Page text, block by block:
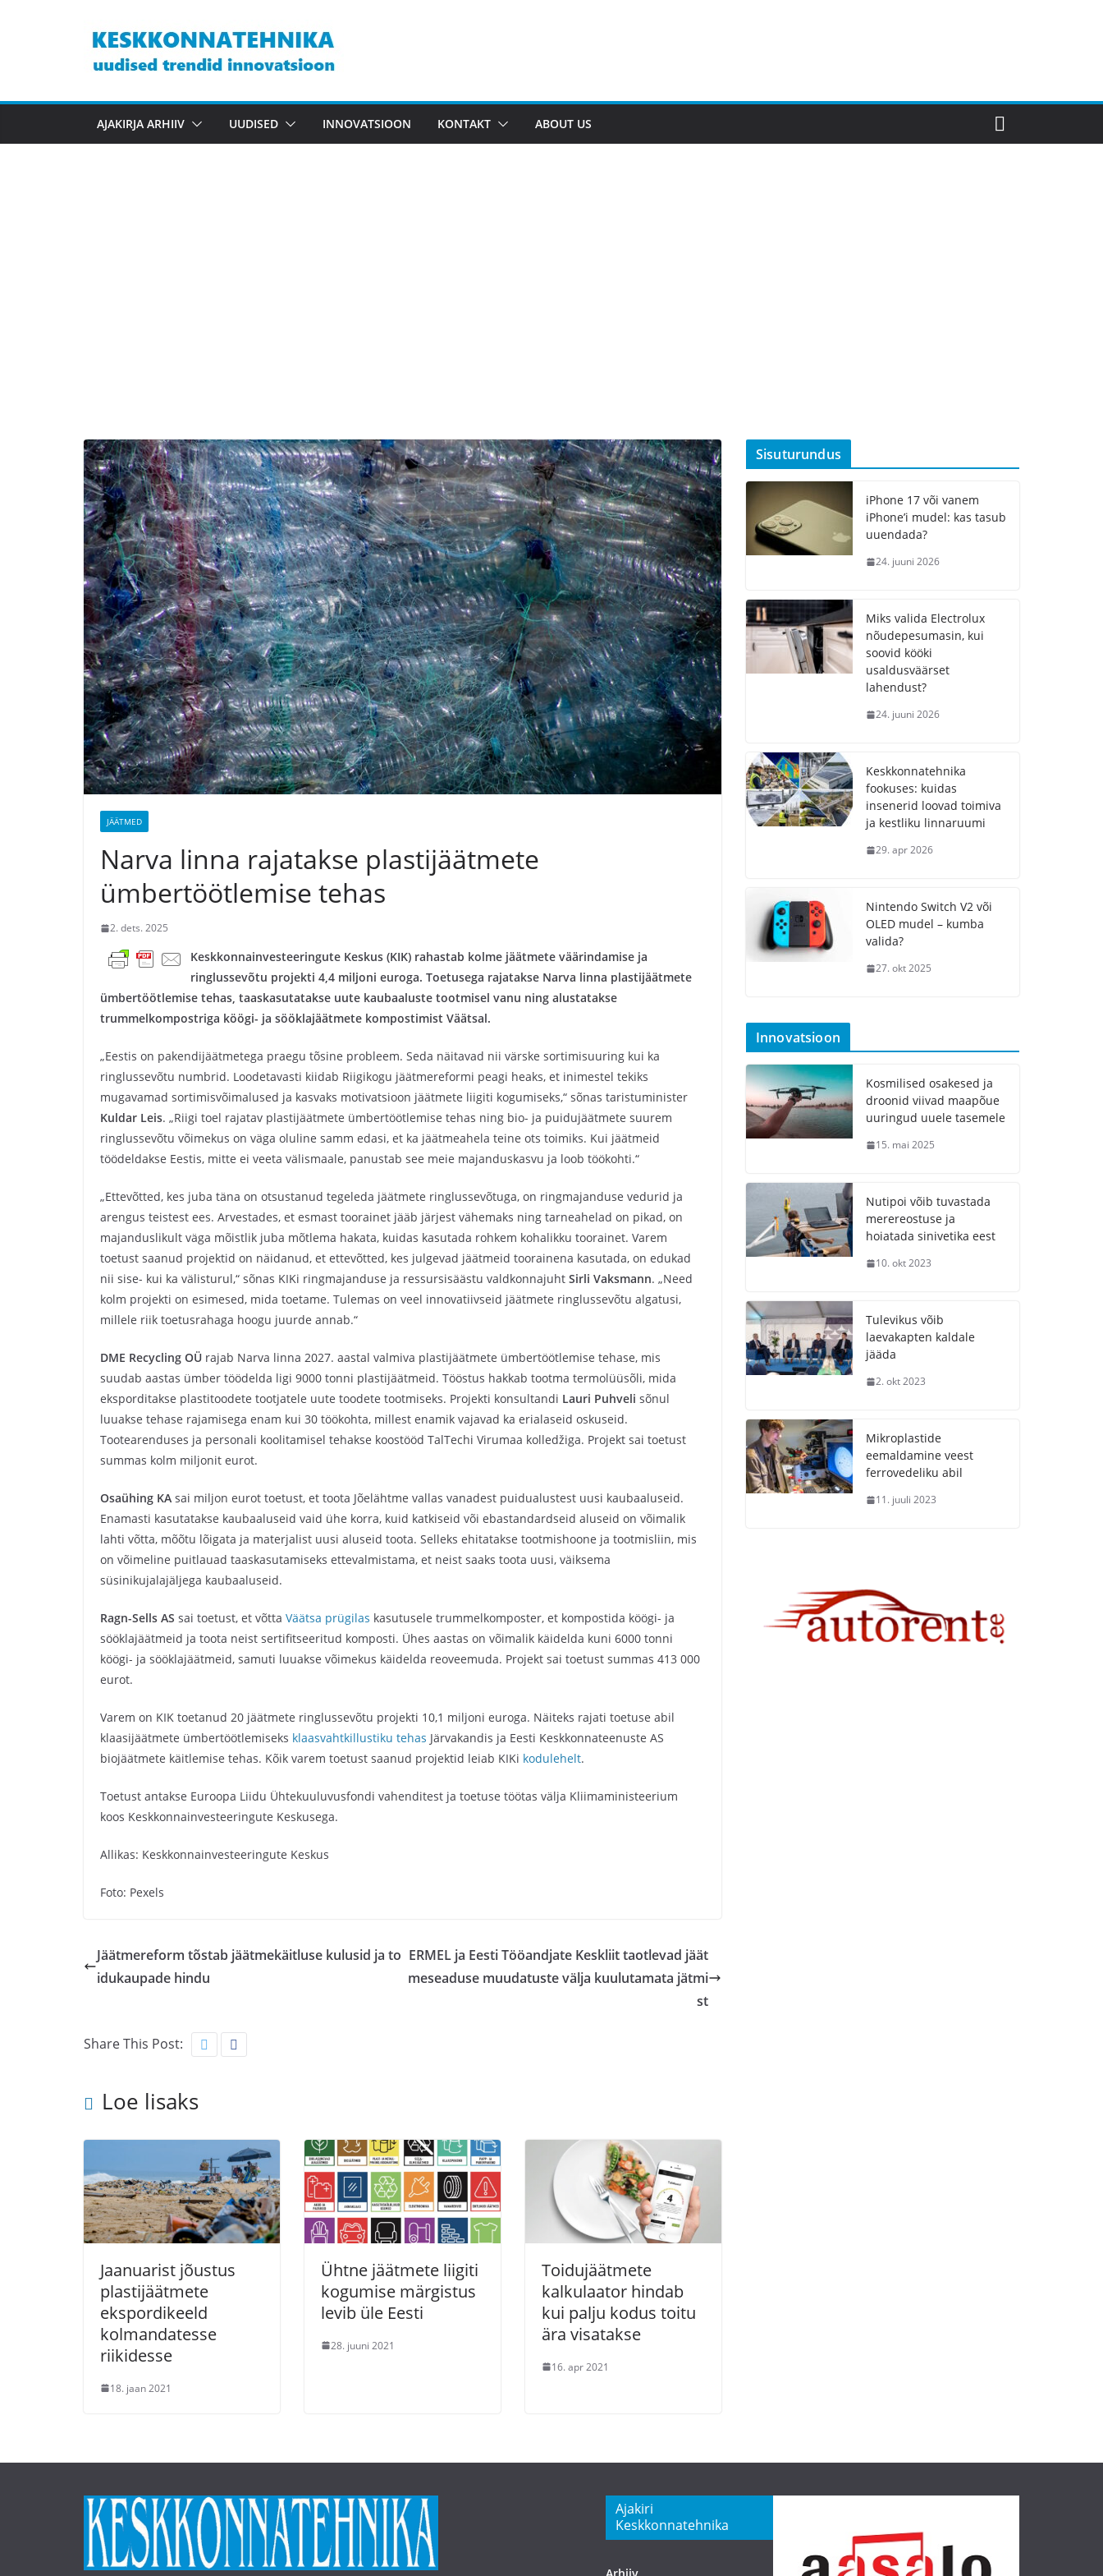
AJAKIRJA ARHIIV UUDISED INNOVATSIOON KONTAKT ABOUT US
JÄÄTMED
Narva linna rajatakse plastijäätmete
ümbertöötlemise tehas
2. dets. 2025
Keskkonnainvesteeringute Keskus (KIK) rahastab kolme jäätmete väärindamise ja
ringlussevõtu projekti 4,4 miljoni euroga. Toetusega rajatakse Narva linna plastijäätmete
ümbertöötlemise tehas, taaskasutatakse uute kaubaaluste tootmisel vanu ning alustatakse
trummelkompostriga köögi- ja sööklajäätmete kompostimist Väätsal.
„Eestis on pakendijäätmetega praegu tõsine probleem. Seda näitavad nii värske sortimisuuring kui ka
ringlussevõtu numbrid. Loodetavasti kiidab Riigikogu jäätmereformi peagi heaks, et inimestel tekiks
mugavamad sortimisvõimalused ja kasvaks motivatsioon jäätmete liigiti kogumiseks,“ sõnas taristuminister
Kuldar Leis. „Riigi toel rajatav plastijäätmete ümbertöötlemise tehas ning bio- ja puidujäätmete suurem
ringlussevõtu võimekus on väga oluline samm edasi, et ka jäätmeahela teine ots toimiks. Kui jäätmeid
töödeldakse Eestis, mitte ei veeta välismaale, panustab see meie majanduskasvu ja loob töökohti.“
„Ettevõtted, kes juba täna on otsustanud tegeleda jäätmete ringlussevõtuga, on ringmajanduse vedurid ja
arengus teistest ees. Arvestades, et esmast toorainet jääb järjest vähemaks ning tarneahelad on pikad, on
majanduslikult väga mõistlik juba mõtlema hakata, kuidas kasutada rohkem kohalikku toorainet. Varem
toetust saanud projektid on näidanud, et ettevõtted, kes julgevad jäätmeid toorainena kasutada, on edukad
nii sise- kui ka välisturul,“ sõnas KIKi ringmajanduse ja ressursisäästu valdkonnajuht Sirli Vaksmann. „Need
kolm projekti on esimesed, mida toetame. Tulemas on veel innovatiivseid jäätmete ringlussevõtu algatusi,
millele riik toetusrahaga hoogu juurde annab.“
DME Recycling OÜ rajab Narva linna 2027. aastal valmiva plastijäätmete ümbertöötlemise tehase, mis
suudab aastas ümber töödelda ligi 9000 tonni plastijäätmeid. Tööstus hakkab tootma termolüüsõli, mida
eksporditakse plastitoodete tootjatele uute toodete tootmiseks. Projekti konsultandi Lauri Puhveli sõnul
luuakse tehase rajamisega enam kui 30 töökohta, millest enamik vajavad ka erialaseid oskuseid.
Tootearenduses ja personali koolitamisel tehakse koostööd TalTechi Virumaa kolledžiga. Projekt sai toetust
summas kolm miljonit eurot.
Osaühing KA sai miljon eurot toetust, et toota Jõelähtme vallas vanadest puidualustest uusi kaubaaluseid.
Enamasti kasutatakse kaubaaluseid vaid ühe korra, kuid katkiseid või ebastandardseid aluseid on võimalik
lahti võtta, mõõtu lõigata ja materjalist uusi aluseid toota. Selleks ehitatakse tootmishoone ja tootmisliin, mis
on võimeline puitlauad taaskasutamiseks ettevalmistama, et neist saaks toota uusi, väiksema
süsinikujalajäljega kaubaaluseid.
Ragn-Sells AS sai toetust, et võtta Väätsa prügilas kasutusele trummelkomposter, et kompostida köögi- ja
sööklajäätmeid ja toota neist sertifitseeritud komposti. Ühes aastas on võimalik käidelda kuni 6000 tonni
köögi- ja sööklajäätmeid, samuti luuakse võimekus käidelda reoveemuda. Projekt sai toetust summas 413 000
eurot.
Varem on KIK toetanud 20 jäätmete ringlussevõtu projekti 10,1 miljoni euroga. Näiteks rajati toetuse abil
klaasijäätmete ümbertöötlemiseks klaasvahtkillustiku tehas Järvakandis ja Eesti Keskkonnateenuste AS
biojäätmete käitlemise tehas. Kõik varem toetust saanud projektid leiab KIKi kodulehelt.
Toetust antakse Euroopa Liidu Ühtekuuluvusfondi vahenditest ja toetuse töötas välja Kliimaministeerium
koos Keskkonnainvesteeringute Keskusega.
Allikas: Keskkonnainvesteeringute Keskus
Foto: Pexels
Jäätmereform tõstab jäätmekäitluse kulusid ja to
idukaupade hindu
ERMEL ja Eesti Tööandjate Keskliit taotlevad jäät
meseaduse muudatuste välja kuulutamata jätmi
st
Share This Post:
Loe lisaks
Jaanuarist jõustus
plastijäätmete
ekspordikeeld
kolmandatesse
riikidesse
18. jaan 2021
Ühtne jäätmete liigiti
kogumise märgistus
levib üle Eesti
28. juuni 2021
Toidujäätmete
kalkulaator hindab
kui palju kodus toitu
ära visatakse
16. apr 2021
Sisuturundus
iPhone 17 või vanem
iPhone’i mudel: kas tasub
uuendada?
24. juuni 2026
Miks valida Electrolux
nõudepesumasin, kui
soovid kööki
usaldusväärset
lahendust?
24. juuni 2026
Keskkonnatehnika
fookuses: kuidas
insenerid loovad toimiva
ja kestliku linnaruumi
29. apr 2026
Nintendo Switch V2 või
OLED mudel – kumba
valida?
27. okt 2025
Innovatsioon
Kosmilised osakesed ja
droonid viivad maapõue
uuringud uuele tasemele
15. mai 2025
Nutipoi võib tuvastada
merereostuse ja
hoiatada sinivetika eest
10. okt 2023
Tulevikus võib
laevakapten kaldale
jääda
2. okt 2023
Mikroplastide
eemaldamine veest
ferrovedeliku abil
11. juuli 2023
Ajakiri
Keskkonnatehnika